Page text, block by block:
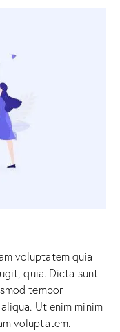
voluptatem quia
quia. Dicta sunt
tempor
Ut enim minim
voluptatem.